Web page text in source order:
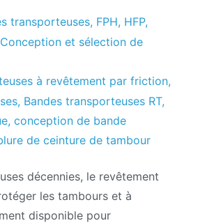
transporteuses, FPH, HFP,
Conception et sélection de
à revêtement par friction,
, Bandes transporteuses RT,
, conception de bande
de ceinture de tambour
décennies, le revêtement
les tambours et à
disponible pour